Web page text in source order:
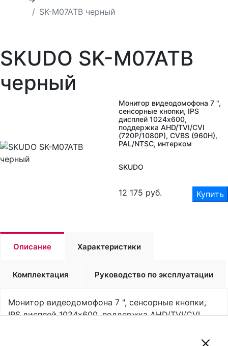
SK-M07ATB черный
SKUDO SK-M07ATB
черный
Монитор видеодомофона 7 ",
сенсорные кнопки, IPS
дисплей 1024х600,
поддержка AHD/TVI/CVI
(720P/1080P), CVBS (960H),
PAL/NTSC, интерком
SKUDO
12 175 руб. Купить
Описание Характеристики
Комплектация Руководство по эксплуатации
Монитор видеодомофона 7 ", сенсорные кнопки,
IPS дисплей 1024х600, поддержка AHD/TVI/CVI